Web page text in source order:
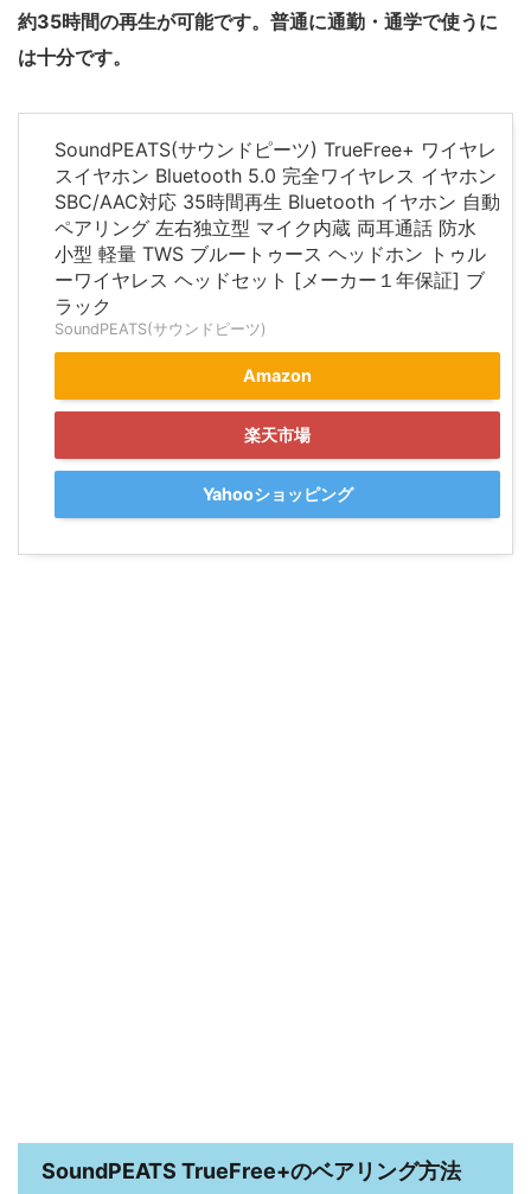
約35時間の再生が可能です。普通に通勤・通学で使うに
は十分です。
SoundPEATS(サウンドピーツ) TrueFree+ ワイヤレ
スイヤホン Bluetooth 5.0 完全ワイヤレス イヤホン
SBC/AAC対応 35時間再生 Bluetooth イヤホン 自動
ペアリング 左右独立型 マイク内蔵 両耳通話 防水
小型 軽量 TWS ブルートゥース ヘッドホン トゥル
ーワイヤレス ヘッドセット [メーカー１年保証] ブ
ラック
SoundPEATS(サウンドピーツ)
Amazon
楽天市場
Yahooショッピング
SoundPEATS TrueFree+のベアリング方法